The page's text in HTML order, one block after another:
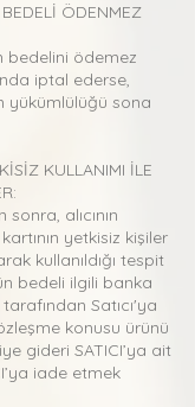
ÖDENMEZ
bedelini ödemez
iptal ederse,
yükümlülüğü sona
KULLANIMI İLE
alıcının
yetkisiz kişiler
kullanıldığı tespit
bedeli ilgili banka
Satıcı'ya
konusu ürünü
gideri SATICI’ya ait
iade etmek